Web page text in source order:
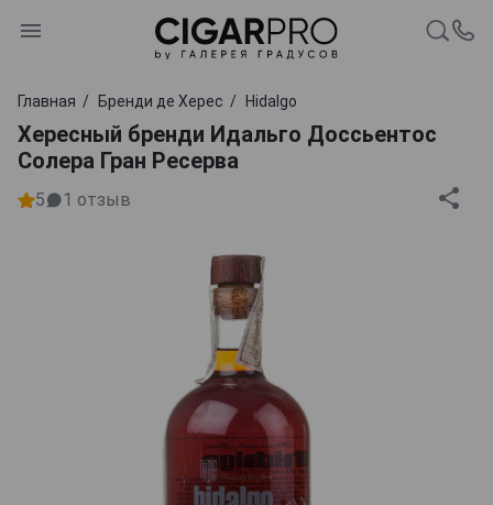
Главная Бренди де Херес Hidalgo
Хересный бренди Идальго Доссьентос
Солера Гран Ресерва
5 1 отзыв